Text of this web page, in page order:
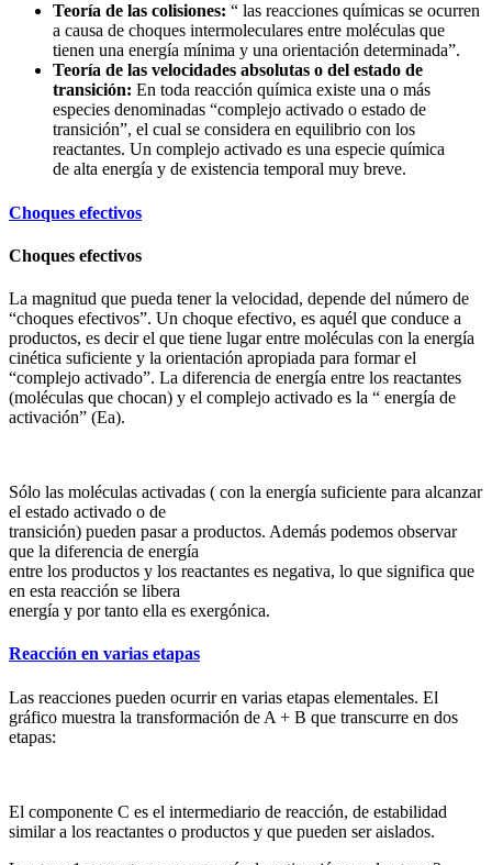
Teoría de las colisiones: “ las reacciones químicas se ocurren
a causa de choques intermoleculares entre moléculas que
tienen una energía mínima y una orientación determinada”.
Teoría de las velocidades absolutas o del estado de
transición: En toda reacción química existe una o más
especies denominadas “complejo activado o estado de
transición”, el cual se considera en equilibrio con los
reactantes. Un complejo activado es una especie química
de alta energía y de existencia temporal muy breve.
Choques efectivos
Choques efectivos
La magnitud que pueda tener la velocidad, depende del número de
“choques efectivos”. Un choque efectivo, es aquél que conduce a
productos, es decir el que tiene lugar entre moléculas con la energía
cinética suficiente y la orientación apropiada para formar el
“complejo activado”. La diferencia de energía entre los reactantes
(moléculas que chocan) y el complejo activado es la “ energía de
activación” (Ea).
Sólo las moléculas activadas ( con la energía suficiente para alcanzar
el estado activado o de
transición) pueden pasar a productos. Además podemos observar
que la diferencia de energía
entre los productos y los reactantes es negativa, lo que significa que
en esta reacción se libera
energía y por tanto ella es exergónica.
Reacción en varias etapas
Las reacciones pueden ocurrir en varias etapas elementales. El
gráfico muestra la transformación de A + B que transcurre en dos
etapas:
El componente C es el intermediario de reacción, de estabilidad
similar a los reactantes o productos y que pueden ser aislados.